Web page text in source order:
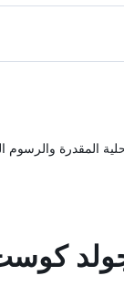
المقدرة والرسوم